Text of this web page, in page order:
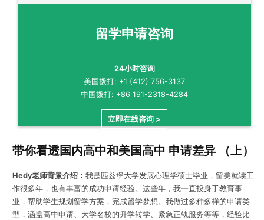
留学申请咨询
24小时咨询
美国拨打: +1 (412) 756-3137
中国拨打: +86 191-2318-4284
立即在线咨询 >
带你看透国内高中和美国高中 申请差异 （上）
Hedy老师背景介绍： 我是匹兹堡大学发展心理学硕士毕业，留美就读工
作很多年，也有丰富的成功申请经验。这些年，我一直投身于教育事
业，帮助学生规划留学方案，完成留学梦想。我做过多种多样的申请类
型，涵盖高中申请、大学名校的升学转学、紧急正轨服务等等，经验比